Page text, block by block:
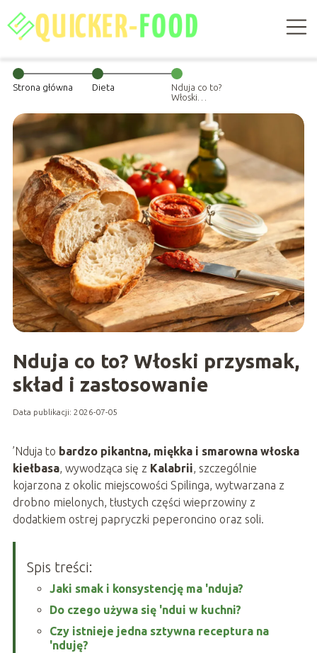
Strona główna Dieta
Nduja co to?
Włoski
zastosowanie
Nduja co to? Włoski przysmak,
skład i zastosowanie
Data publikacji: 2026-07-05
’Nduja to bardzo pikantna, miękka i smarowna włoska
kiełbasa, wywodząca się z Kalabrii, szczególnie
kojarzona z okolic miejscowości Spilinga, wytwarzana z
drobno mielonych, tłustych części wieprzowiny z
dodatkiem ostrej papryczki peperoncino oraz soli.
Spis treści:
Jaki smak i konsystencję ma 'nduja?
Do czego używa się 'ndui w kuchni?
Czy istnieje jedna sztywna receptura na
'nduję?